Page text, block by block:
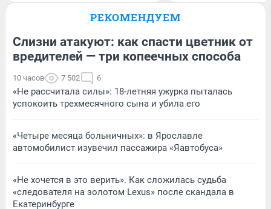
РЕКОМЕНДУЕМ
Слизни атакуют: как спасти цветник от
вредителей — три копеечных способа
10 часов 7 502 6
«Не рассчитала силы»: 18-летняя ужурка пыталась
успокоить трехмесячного сына и убила его
«Четыре месяца больничных»: в Ярославле
автомобилист изувечил пассажира «Яавтобуса»
«Не хочется в это верить». Как сложилась судьба
«следователя на золотом Lexus» после скандала в
Екатеринбурге